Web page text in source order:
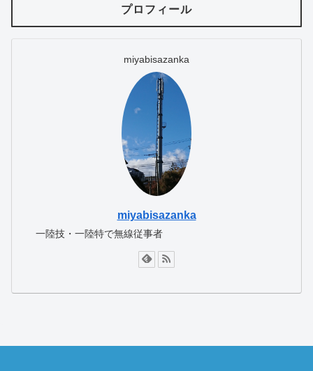
プロフィール
miyabisazanka
miyabisazanka
一陸技・一陸特で無線従事者